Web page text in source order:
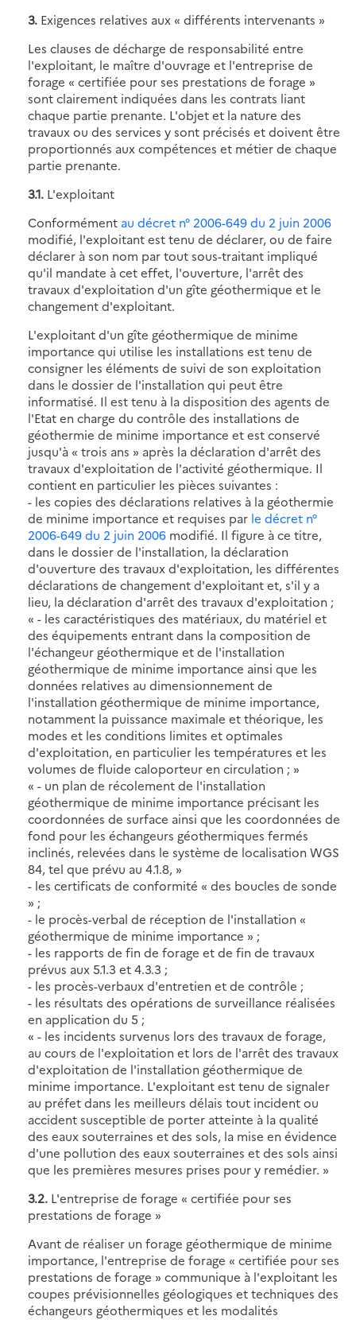
3. Exigences relatives aux « différents intervenants »
Les clauses de décharge de responsabilité entre
l'exploitant, le maître d'ouvrage et l'entreprise de
forage « certifiée pour ses prestations de forage »
sont clairement indiquées dans les contrats liant
chaque partie prenante. L'objet et la nature des
travaux ou des services y sont précisés et doivent être
proportionnés aux compétences et métier de chaque
partie prenante.
3.1. L'exploitant
Conformément au décret n° 2006-649 du 2 juin 2006
modifié, l'exploitant est tenu de déclarer, ou de faire
déclarer à son nom par tout sous-traitant impliqué
qu'il mandate à cet effet, l'ouverture, l'arrêt des
travaux d'exploitation d'un gîte géothermique et le
changement d'exploitant.
L'exploitant d'un gîte géothermique de minime
importance qui utilise les installations est tenu de
consigner les éléments de suivi de son exploitation
dans le dossier de l'installation qui peut être
informatisé. Il est tenu à la disposition des agents de
l'Etat en charge du contrôle des installations de
géothermie de minime importance et est conservé
jusqu'à « trois ans » après la déclaration d'arrêt des
travaux d'exploitation de l'activité géothermique. Il
contient en particulier les pièces suivantes :
- les copies des déclarations relatives à la géothermie
de minime importance et requises par le décret n°
2006-649 du 2 juin 2006 modifié. Il figure à ce titre,
dans le dossier de l'installation, la déclaration
d'ouverture des travaux d'exploitation, les différentes
déclarations de changement d'exploitant et, s'il y a
lieu, la déclaration d'arrêt des travaux d'exploitation ;
« - les caractéristiques des matériaux, du matériel et
des équipements entrant dans la composition de
l'échangeur géothermique et de l'installation
géothermique de minime importance ainsi que les
données relatives au dimensionnement de
l'installation géothermique de minime importance,
notamment la puissance maximale et théorique, les
modes et les conditions limites et optimales
d'exploitation, en particulier les températures et les
volumes de fluide caloporteur en circulation ; »
« - un plan de récolement de l'installation
géothermique de minime importance précisant les
coordonnées de surface ainsi que les coordonnées de
fond pour les échangeurs géothermiques fermés
inclinés, relevées dans le système de localisation WGS
84, tel que prévu au 4.1.8, »
- les certificats de conformité « des boucles de sonde
» ;
- le procès-verbal de réception de l'installation «
géothermique de minime importance » ;
- les rapports de fin de forage et de fin de travaux
prévus aux 5.1.3 et 4.3.3 ;
- les procès-verbaux d'entretien et de contrôle ;
- les résultats des opérations de surveillance réalisées
en application du 5 ;
« - les incidents survenus lors des travaux de forage,
au cours de l'exploitation et lors de l'arrêt des travaux
d'exploitation de l'installation géothermique de
minime importance. L'exploitant est tenu de signaler
au préfet dans les meilleurs délais tout incident ou
accident susceptible de porter atteinte à la qualité
des eaux souterraines et des sols, la mise en évidence
d'une pollution des eaux souterraines et des sols ainsi
que les premières mesures prises pour y remédier. »
3.2. L'entreprise de forage « certifiée pour ses
prestations de forage »
Avant de réaliser un forage géothermique de minime
importance, l'entreprise de forage « certifiée pour ses
prestations de forage » communique à l'exploitant les
coupes prévisionnelles géologiques et techniques des
échangeurs géothermiques et les modalités